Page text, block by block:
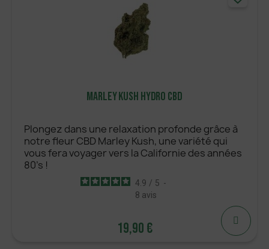
Marley Kush Hydro CBD
Plongez dans une relaxation profonde grâce à
notre fleur CBD Marley Kush, une variété qui
vous fera voyager vers la Californie des années
80's !
4.9 / 5 -
8 avis
19,90 €